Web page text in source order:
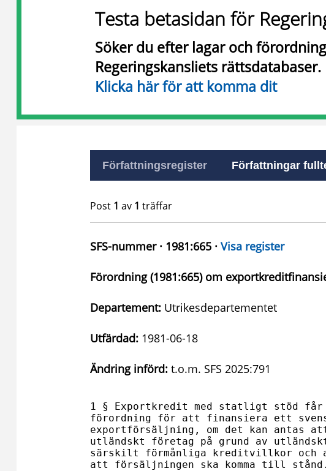
Testa betasidan för
Söker du efter lagar och
Regeringskansliets rättsdatabaser.
Klicka här för att komma dit
Författningsregister Författningar
Post 1 av 1 träffar
SFS-nummer · 1981:665 · Visa register
Förordning (1981:665) om
Departement: Utrikesdepartementet
Utfärdad: 1981-06-18
Ändring införd: t.o.m. SFS 2025:791
1 § Exportkredit med statligt stöd får
förordning för att finansiera ett
exportförsäljning, om det kan antas
utländskt företag på grund av
särskilt förmånliga kreditvillkor och
att försäljningen ska komma till